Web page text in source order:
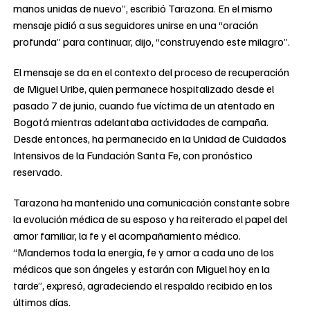
manos unidas de nuevo”, escribió Tarazona. En el mismo
mensaje pidió a sus seguidores unirse en una “oración
profunda” para continuar, dijo, “construyendo este milagro”.
El mensaje se da en el contexto del proceso de recuperación
de Miguel Uribe, quien permanece hospitalizado desde el
pasado 7 de junio, cuando fue víctima de un atentado en
Bogotá mientras adelantaba actividades de campaña.
Desde entonces, ha permanecido en la Unidad de Cuidados
Intensivos de la Fundación Santa Fe, con pronóstico
reservado.
Tarazona ha mantenido una comunicación constante sobre
la evolución médica de su esposo y ha reiterado el papel del
amor familiar, la fe y el acompañamiento médico.
“Mandemos toda la energía, fe y amor a cada uno de los
médicos que son ángeles y estarán con Miguel hoy en la
tarde”, expresó, agradeciendo el respaldo recibido en los
últimos días.